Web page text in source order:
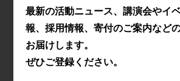
最新の活動ニュース、講演会やイ
報、採用情報、寄付のご案内など
お届けします。
ぜひご登録ください。